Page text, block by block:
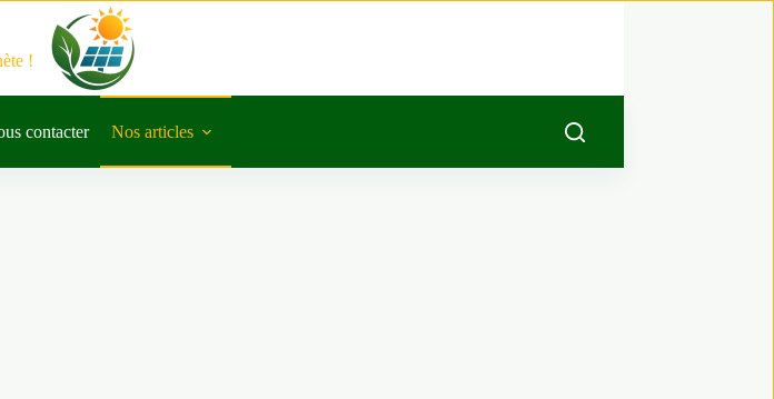
!
contacter Nos articles